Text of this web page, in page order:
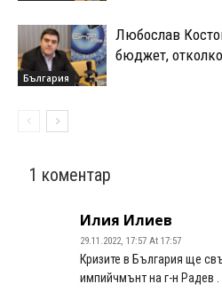
България
Любослав
бюджет,
1 коментар
Илия Илиев
29.11.2022, 17:57 At 17:57
Кризите в България ще
импийчмънт на г-н Радев